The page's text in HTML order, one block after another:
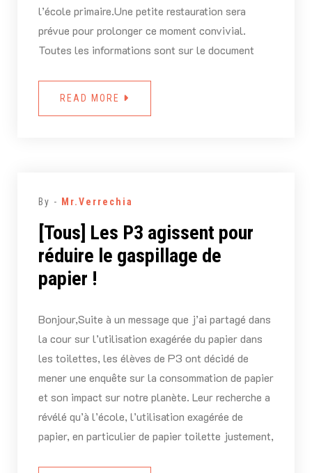
l’école primaire.Une petite restauration sera
prévue pour prolonger ce moment convivial.
Toutes les informations sont sur le document
READ MORE
By - Mr.Verrechia
[Tous] Les P3 agissent pour
réduire le gaspillage de
papier !
Bonjour,Suite à un message que j’ai partagé dans
la cour sur l’utilisation exagérée du papier dans
les toilettes, les élèves de P3 ont décidé de
mener une enquête sur la consommation de papier
et son impact sur notre planète. Leur recherche a
révélé qu’à l’école, l’utilisation exagérée de
papier, en particulier de papier toilette justement,